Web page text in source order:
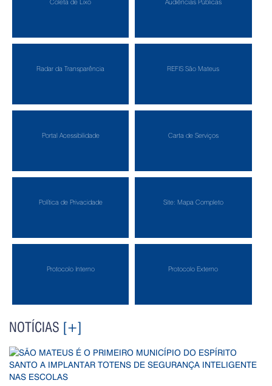
Radar da Transparência REFIS São Mateus
Portal Acessibilidade Carta de Serviços
Política de Privacidade Site: Mapa Completo
Protocolo Interno Protocolo Externo
NOTÍCIAS [+]